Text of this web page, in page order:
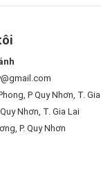
P Quy Nhơn, T.
Nhơn, T. Gia Lai
P. Quy Nhơn